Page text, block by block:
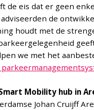
de eis dat er geen
de
houdt met de
we met het
Mobility hub in
Johan Cruijff